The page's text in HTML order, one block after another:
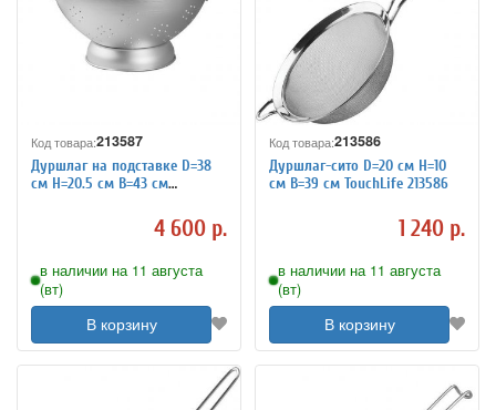
Код товара:213587
Дуршлаг на подставке D=38
см H=20.5 см B=43 см
4 600 р.
в наличии на 11 августа
(вт)
В корзину
Код товара:213586
Дуршлаг-сито D=20 см H=10
см B=39 см TouchLife 213586
1 240 р.
в наличии на 11 августа
(вт)
В корзину